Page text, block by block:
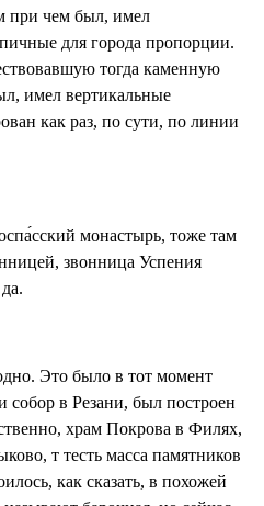
при чем был, имел
для города пропорции.
тогда каменную
имел вертикальные
как раз, по сути, по линии
монастырь, тоже там
звонница Успения
Это было в тот момент
собор в Резани, был построен
храм Покрова в Филях,
т тесть масса памятников
как сказать, в похожей